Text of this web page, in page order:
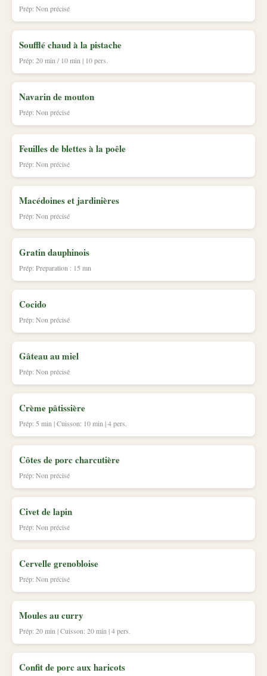
Prép: Non précisé
Soufflé chaud à la pistache
Prép: 20 min / 10 min | 10 pers.
Navarin de mouton
Prép: Non précisé
Feuilles de blettes à la poêle
Prép: Non précisé
Macédoines et jardinières
Prép: Non précisé
Gratin dauphinois
Prép: Preparation : 15 mn
Cocido
Prép: Non précisé
Gâteau au miel
Prép: Non précisé
Crème pâtissière
Prép: 5 min | Cuisson: 10 min | 4 pers.
Côtes de porc charcutière
Prép: Non précisé
Civet de lapin
Prép: Non précisé
Cervelle grenobloise
Prép: Non précisé
Moules au curry
Prép: 20 min | Cuisson: 20 min | 4 pers.
Confit de porc aux haricots